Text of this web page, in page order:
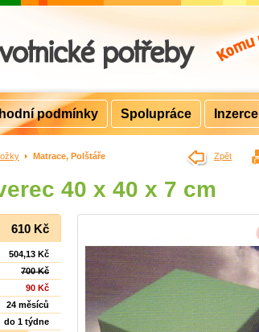
> Matrace, Polštáře
40 x 40 x 7 cm
610 Kč
504,13 Kč
700 Kč
90 Kč
24 měsíců
do 1 týdne
Zpět
podmínky Spolupráce Inzerce